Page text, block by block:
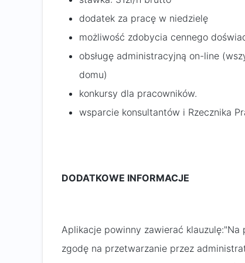
dodatek za pracę w niedzielę
możliwość zdobycia cennego
obsługę administracyjną on-line
domu)
konkursy dla pracowników.
wsparcie konsultantów i Rzecznika
DODATKOWE INFORMACJE
Aplikacje powinny zawierać
zgodę na przetwarzanie przez